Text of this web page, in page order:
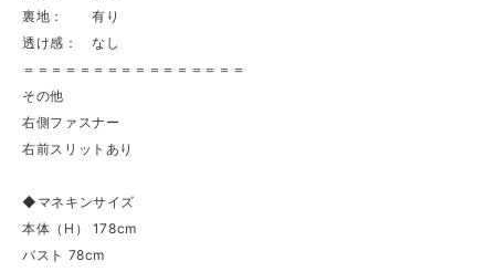
裏地： 有り
透け感： なし
＝＝＝＝＝＝＝＝＝＝＝＝＝＝＝＝
その他
右側ファスナー
右前スリットあり
◆マネキンサイズ
本体（H） 178cm
バスト 78cm